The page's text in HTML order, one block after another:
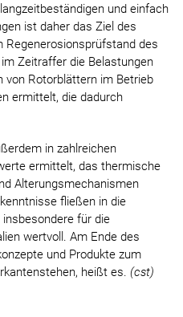
und einfach
ist daher das Ziel des
Regenerosionsprüfstand des
Zeitraffer die Belastungen
von Rotorblättern im Betrieb
ermittelt, die dadurch
in zahlreichen
ermittelt, das thermische
Alterungsmechanismen
fließen in die
für die
wertvoll. Am Ende des
und Produkte zum
heißt es. (cst)